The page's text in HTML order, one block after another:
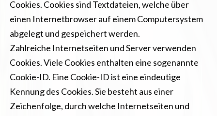
Cookies. Cookies sind Textdateien, welche über
einen Internetbrowser auf einem Computersystem
abgelegt und gespeichert werden.
Zahlreiche Internetseiten und Server verwenden
Cookies. Viele Cookies enthalten eine sogenannte
Cookie-ID. Eine Cookie-ID ist eine eindeutige
Kennung des Cookies. Sie besteht aus einer
Zeichenfolge, durch welche Internetseiten und